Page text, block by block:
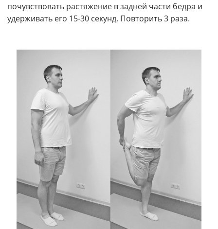
почувствовать растяжение в задней части бедра и
удерживать его 15-30 секунд. Повторить 3 раза.